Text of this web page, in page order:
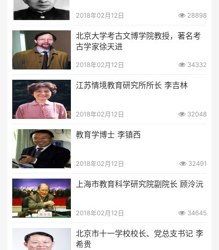
2018年02月12日 28898
北京大学考古文博学院教授，著名考
古学家徐天进
2018年02月12日 34332
江苏情境教育研究所所长 李吉林
2018年02月12日 32048
教育学博士 李镇西
2018年02月12日 32491
上海市教育科学研究院副院长 顾泠沅
2018年02月12日 34645
北京市十一学校校长、党总支书记 李
希贵